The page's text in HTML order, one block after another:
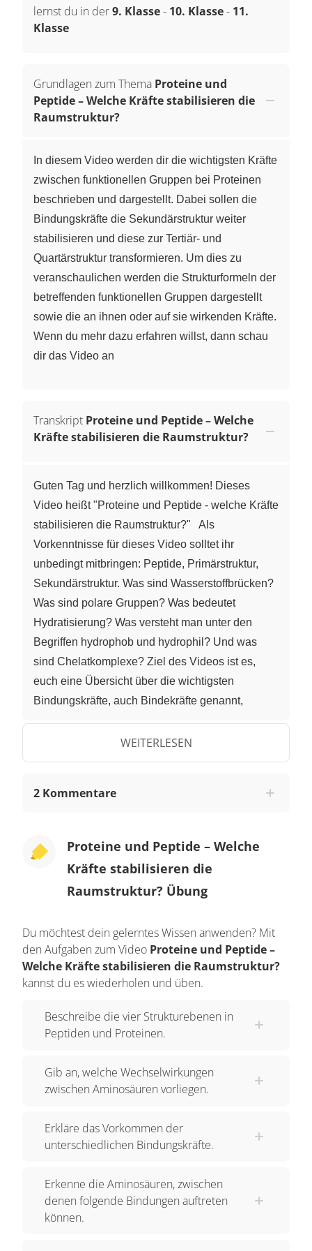
lernst du in der9. Klasse- 10. Klasse- 11.
Klasse
Grundlagen zum Thema Proteine und
Peptide – Welche Kräfte stabilisieren die
Raumstruktur?
In diesem Video werden dir die wichtigsten Kräfte
zwischen funktionellen Gruppen bei Proteinen
beschrieben und dargestellt. Dabei sollen die
Bindungskräfte die Sekundärstruktur weiter
stabilisieren und diese zur Tertiär- und
Quartärstruktur transformieren. Um dies zu
veranschaulichen werden die Strukturformeln der
betreffenden funktionellen Gruppen dargestellt
sowie die an ihnen oder auf sie wirkenden Kräfte.
Wenn du mehr dazu erfahren willst, dann schau
dir das Video an
Transkript Proteine und Peptide – Welche
Kräfte stabilisieren die Raumstruktur?
Guten Tag und herzlich willkommen! Dieses
Video heißt "Proteine und Peptide - welche Kräfte
stabilisieren die Raumstruktur?" Als
Vorkenntnisse für dieses Video solltet ihr
unbedingt mitbringen: Peptide, Primärstruktur,
Sekundärstruktur. Was sind Wasserstoffbrücken?
Was sind polare Gruppen? Was bedeutet
Hydratisierung? Was versteht man unter den
Begriffen hydrophob und hydrophil? Und was
sind Chelatkomplexe? Ziel des Videos ist es,
euch eine Übersicht über die wichtigsten
Bindungskräfte, auch Bindekräfte genannt,
klein und besteht aus drei Abschnitten: 1. Die vier
Strukturebenen 2. Bindekräfte und 3.
Die vier Strukturebenen von Proteinen und
unten. Wir haben bereits erstens die
Primärstruktur kennengelernt. Primärstruktur
bedeutet Sequenz der Aminosäuren in der
haben wir ebenfalls gesprochen.
Sekundärstruktur liegt vor, wenn Polypeptidketten
eine Faltblattstruktur oder eine α-Helix ausbilden.
höhere Organisation beinhalten. Drittens die
Tertiärstruktur. Tertiärstruktur liegt vor, wenn ein
Peptidgerüst und der Umgebung stattfindet. Noch
höher organisiert ist das Protein, wenn viertens
bedeutet eine nicht kovalente Verknüpfung von
Untereinheiten. 2. Bindekräfte Es gibt
die ich hier aufzählen möchte: A) die
Wasserstoffbrücken B) polare Gruppen, die
WEITERLESEN
2 Kommentare
Proteine und Peptide – Welche
Kräfte stabilisieren die
Raumstruktur? Übung
Du möchtest dein gelerntes Wissen anwenden? Mit
den Aufgaben zum Video Proteine und Peptide –
Welche Kräfte stabilisieren die Raumstruktur?
kannst du es wiederholen und üben.
Beschreibe die vier Strukturebenen in
Peptiden und Proteinen.
Gib an, welche Wechselwirkungen
zwischen Aminosäuren vorliegen.
Erkläre das Vorkommen der
unterschiedlichen Bindungskräfte.
Erkenne die Aminosäuren, zwischen
denen folgende Bindungen auftreten
können.